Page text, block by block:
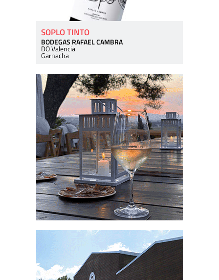
SOPLO TINTO
BODEGAS RAFAEL CAMBRA
DO Valencia
Garnacha